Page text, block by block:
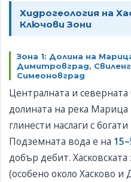
Хидрогеология на
Ключови Зони
Зона 1: Долина на
Димитровград,
Симеоновград
Централната и северната
долината на река
глинести наслаги с
Подземната вода е на
добър дебит.
(особено около Хасково